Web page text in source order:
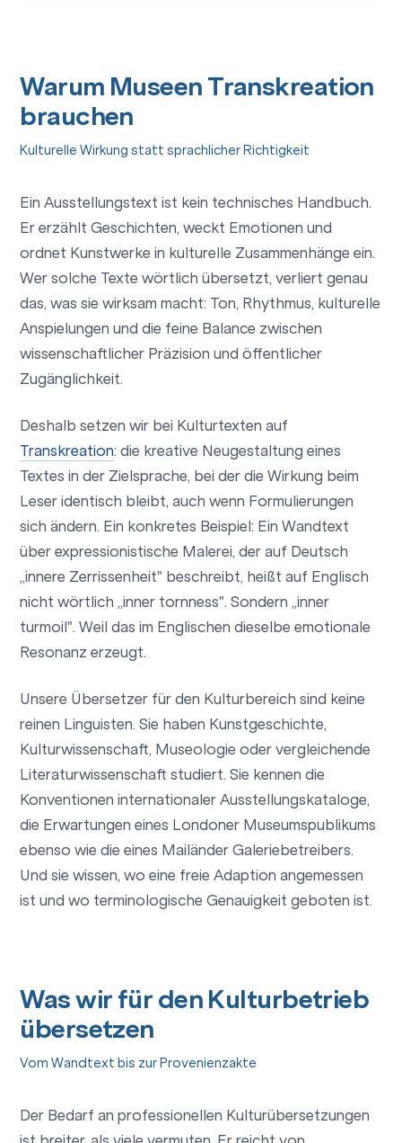
Warum Museen Transkreation
brauchen
Kulturelle Wirkung statt sprachlicher Richtigkeit
Ein Ausstellungstext ist kein technisches Handbuch.
Er erzählt Geschichten, weckt Emotionen und
ordnet Kunstwerke in kulturelle Zusammenhänge ein.
Wer solche Texte wörtlich übersetzt, verliert genau
das, was sie wirksam macht: Ton, Rhythmus, kulturelle
Anspielungen und die feine Balance zwischen
wissenschaftlicher Präzision und öffentlicher
Zugänglichkeit.
Deshalb setzen wir bei Kulturtexten auf
Transkreation: die kreative Neugestaltung eines
Textes in der Zielsprache, bei der die Wirkung beim
Leser identisch bleibt, auch wenn Formulierungen
sich ändern. Ein konkretes Beispiel: Ein Wandtext
über expressionistische Malerei, der auf Deutsch
„innere Zerrissenheit" beschreibt, heißt auf Englisch
nicht wörtlich „inner tornness". Sondern „inner
turmoil". Weil das im Englischen dieselbe emotionale
Resonanz erzeugt.
Unsere Übersetzer für den Kulturbereich sind keine
reinen Linguisten. Sie haben Kunstgeschichte,
Kulturwissenschaft, Museologie oder vergleichende
Literaturwissenschaft studiert. Sie kennen die
Konventionen internationaler Ausstellungskataloge,
die Erwartungen eines Londoner Museumspublikums
ebenso wie die eines Mailänder Galeriebetreibers.
Und sie wissen, wo eine freie Adaption angemessen
ist und wo terminologische Genauigkeit geboten ist.
Was wir für den Kulturbetrieb
übersetzen
Vom Wandtext bis zur Provenienzakte
Der Bedarf an professionellen Kulturübersetzungen